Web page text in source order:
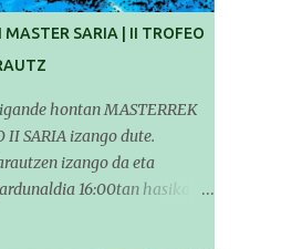
dira XXIII. Leire
, Igartza taldeak
pasa herrikoi batean.
igerilarien probak hasiko
proba herrikoiak
ondoren parte-
SARIA | II TROFEO
hontan MASTERREK
II SARIA izango dute.
izango da eta
16:00tan hasiko da